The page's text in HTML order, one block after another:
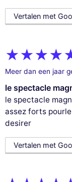
Vertalen met
Meer dan een jaar
le spectacle
le spectacle
assez forts
desirer
Vertalen met